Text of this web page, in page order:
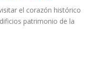
el corazón histórico
patrimonio de la